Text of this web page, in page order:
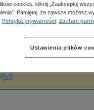
polityka, społeczno-
psychologiczne
popularno-naukowe
historia
cookies, kliknij „Zaakceptuj
Pamiętaj, że zawsze możesz
Polityka prywatności Zaufani
Ustawienia plików